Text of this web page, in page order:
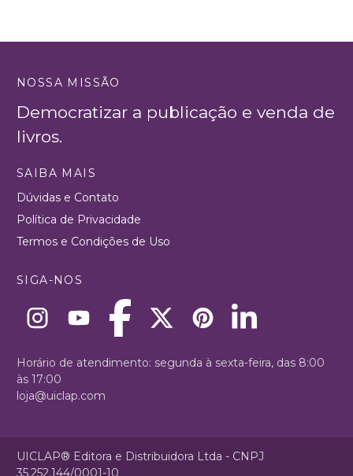
NOSSA MISSÃO
Democratizar a publicação e venda de
livros.
SAIBA MAIS
Dúvidas e Contato
Política de Privacidade
Termos e Condições de Uso
SIGA-NOS
Horário de atendimento: segunda à sexta-feira, das 8:00
às 17:00
loja@uiclap.com
UICLAP® Editora e Distribuidora Ltda - CNPJ
35.252.144/0001-10